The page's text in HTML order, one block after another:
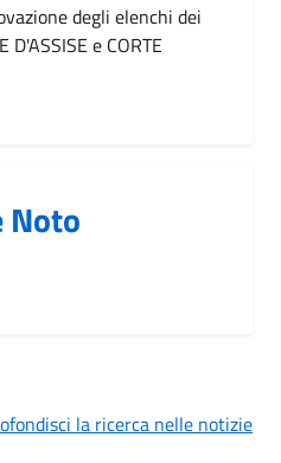
degli elenchi dei
D'ASSISE e CORTE
Noto
la ricerca nelle notizie